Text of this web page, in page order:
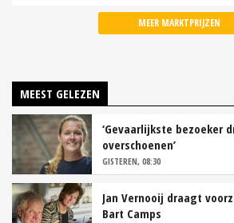
MEER MARKTPRIJZEN
MEEST GELEZEN
‘Gevaarlijkste bezoeker
overschoenen’
GISTEREN, 08:30
Jan Vernooij draagt
Bart Camps